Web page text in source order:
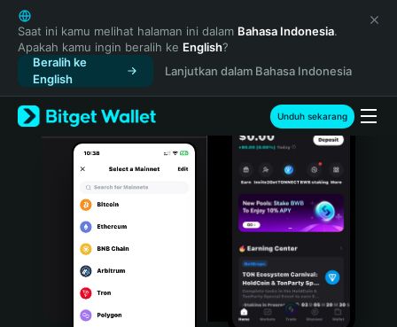
English
日本語
Tiếng Việt
Русский
Español (Latinoamérica)
Türkçe
Italiano
Português (Portugal)
Bahasa Indonesia
Saat ini kamu melihat halaman ini dalam Bahasa Indonesia.
Apakah kamu ingin beralih ke English?
Beralih ke
English
Lanjutkan dalam Bahasa Indonesia
Unduh sekarang